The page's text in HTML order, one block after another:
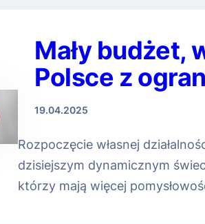
Mały budżet,
Polsce z
19.04.2025
Rozpoczęcie własnej
dzisiejszym dynamicznym
którzy mają więcej